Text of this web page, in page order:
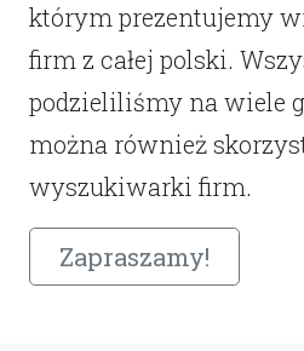
którym prezentujemy
firm z całej polski.
podzieliliśmy na wiele
można również
wyszukiwarki firm.
Zapraszamy!